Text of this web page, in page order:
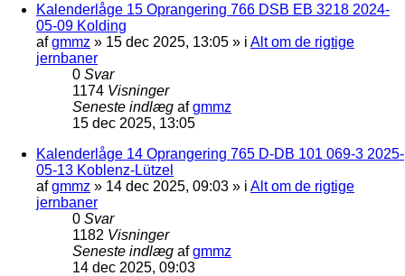
Kalenderlåge 15 Oprangering 766 DSB EB 3218 2024-
05-09 Kolding
afgmmz » 15 dec 2025, 13:05 » i Alt om de rigtige
jernbaner
0 Svar
1174 Visninger
Seneste indlæg afgmmz
15 dec 2025, 13:05
Kalenderlåge 14 Oprangering 765 D-DB 101 069-3 2025-
05-13 Koblenz-Lützel
afgmmz » 14 dec 2025, 09:03 » i Alt om de rigtige
jernbaner
0 Svar
1182 Visninger
Seneste indlæg afgmmz
14 dec 2025, 09:03